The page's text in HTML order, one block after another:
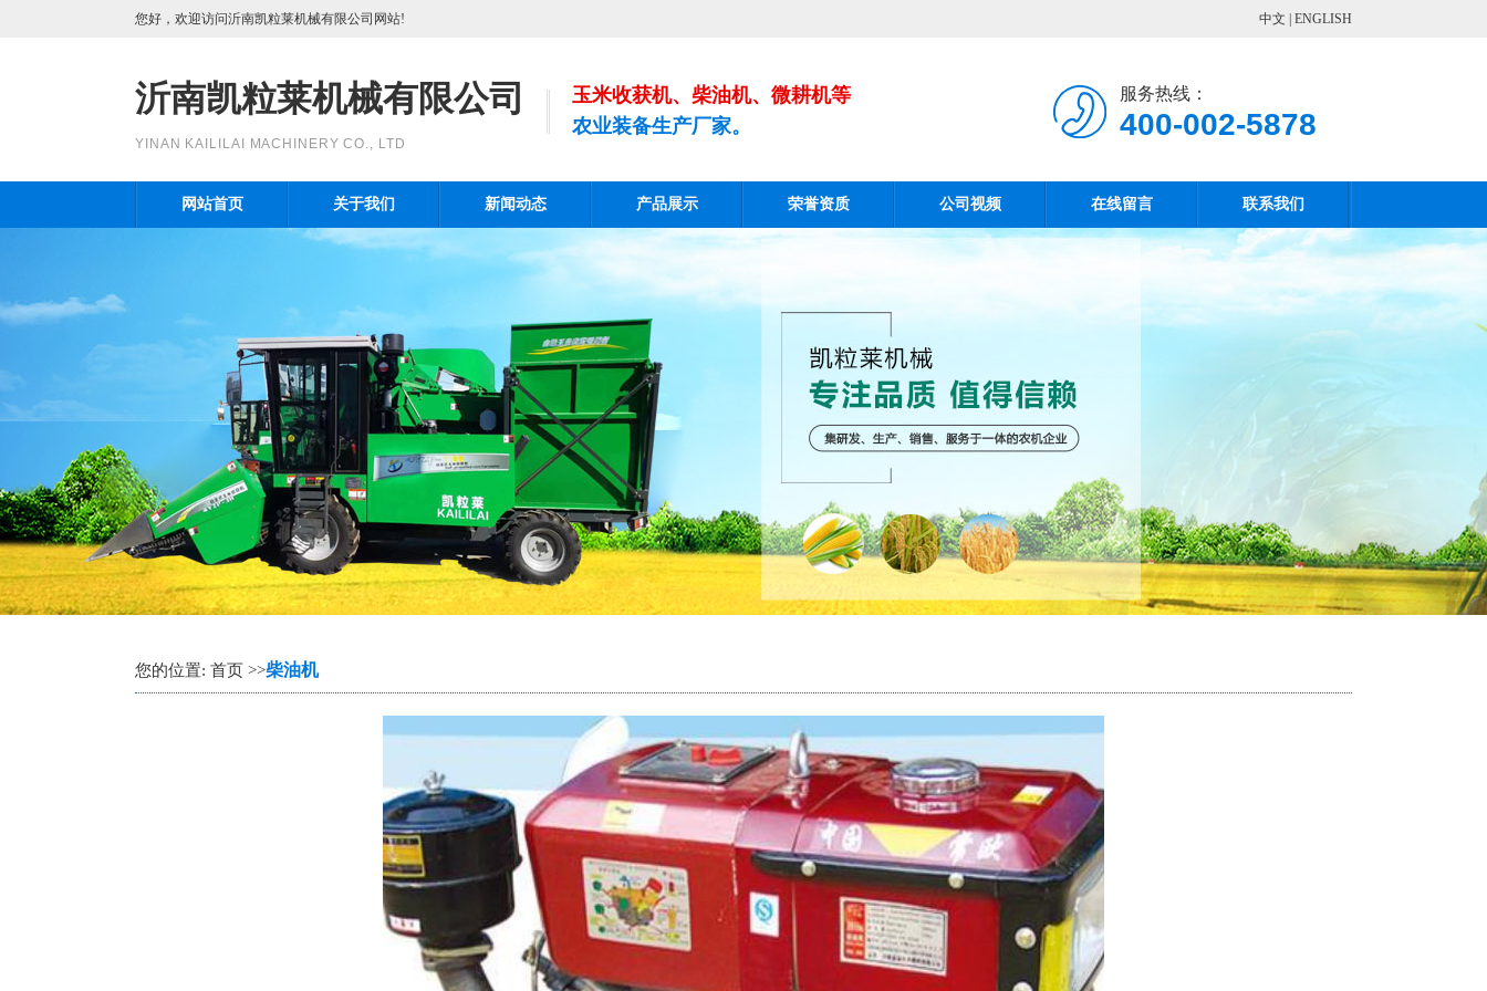
您好，欢迎访问沂南凯粒莱机械有限公司网站! 中文 ENGLISH
沂南凯粒莱机械有限公司
YINAN KAILILAI MACHINERY CO., LTD
玉米收获机、柴油机、微耕机等
农业装备生产厂家。
服务热线：
400-002-5878
网站首页 关于我们 新闻动态 产品展示 荣誉资质 公司视频 在线留言 联系我们
您的位置: 首页 >>柴油机